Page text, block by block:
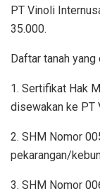
PT Vinoli
35.000.
Daftar tanah
1. Sertifikat Hak
disewakan ke PT
2. SHM Nomor
pekarangan/
3. SHM Nomor